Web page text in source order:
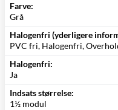
Farve:
Grå
Halogenfri (yderligere
PVC fri, Halogenfri,
Halogenfri:
Ja
Indsats størrelse:
1½ modul